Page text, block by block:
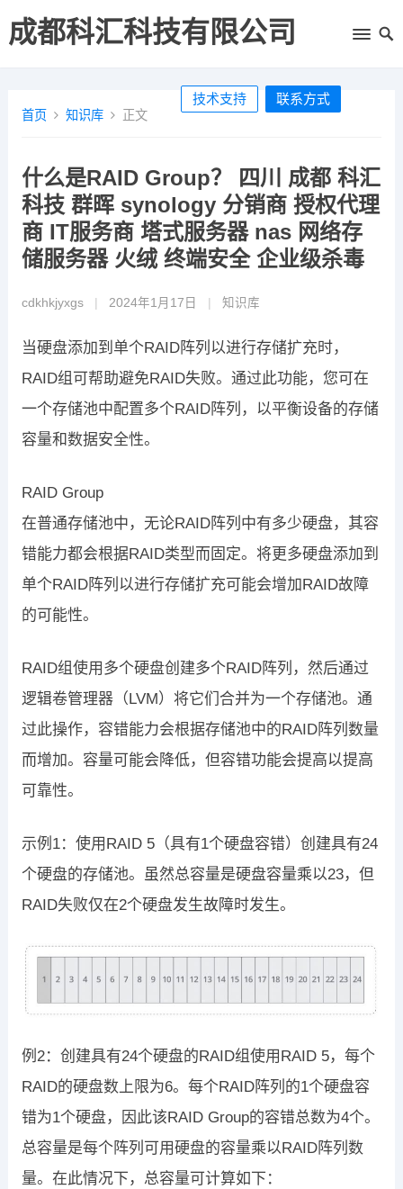
成都科汇科技有限公司
技术支持 联系方式
首页 知识库 正文
什么是RAID Group？ 四川 成都 科汇
科技 群晖 synology 分销商 授权代理
商 IT服务商 塔式服务器 nas 网络存
储服务器 火绒 终端安全 企业级杀毒
cdkhkjyxgs 2024年1月17日 知识库
当硬盘添加到单个RAID阵列以进行存储扩充时，
RAID组可帮助避免RAID失败。通过此功能，您可在
一个存储池中配置多个RAID阵列，以平衡设备的存储
容量和数据安全性。
RAID Group
在普通存储池中，无论RAID阵列中有多少硬盘，其容
错能力都会根据RAID类型而固定。将更多硬盘添加到
单个RAID阵列以进行存储扩充可能会增加RAID故障
的可能性。
RAID组使用多个硬盘创建多个RAID阵列，然后通过
逻辑卷管理器（LVM）将它们合并为一个存储池。通
过此操作，容错能力会根据存储池中的RAID阵列数量
而增加。容量可能会降低，但容错功能会提高以提高
可靠性。
示例1：使用RAID 5（具有1个硬盘容错）创建具有24
个硬盘的存储池。虽然总容量是硬盘容量乘以23，但
RAID失败仅在2个硬盘发生故障时发生。
例2：创建具有24个硬盘的RAID组使用RAID 5，每个
RAID的硬盘数上限为6。每个RAID阵列的1个硬盘容
错为1个硬盘，因此该RAID Group的容错总数为4个。
总容量是每个阵列可用硬盘的容量乘以RAID阵列数
量。在此情况下，总容量可计算如下：